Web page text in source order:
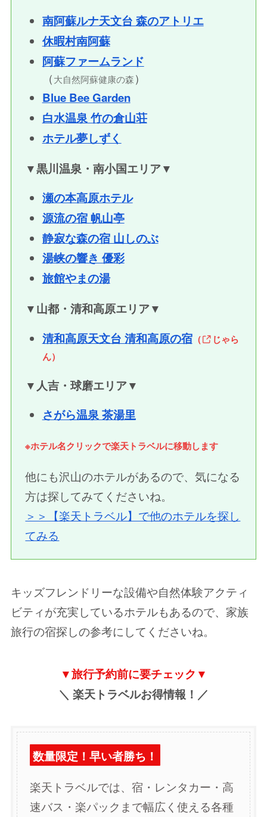
南阿蘇ルナ天文台 森のアトリエ
休暇村南阿蘇
阿蘇ファームランド
（大自然阿蘇健康の森）
Blue Bee Garden
白水温泉 竹の倉山荘
ホテル夢しずく
▼黒川温泉・南小国エリア▼
瀬の本高原ホテル
源流の宿 帆山亭
静寂な森の宿 山しのぶ
湯峡の響き 優彩
旅館やまの湯
▼山都・清和高原エリア▼
清和高原天文台 清和高原の宿（
じゃら
ん）
▼ 人吉・球磨エリア▼
さがら温泉 茶湯里
※ホテル名クリックで楽天トラベルに移動します
他にも沢山のホテルがあるので、気になる
方は探してみてくださいね。
＞＞【楽天トラベル】で他のホテルを探し
てみる
キッズフレンドリーな設備や自然体験アクティ
ビティが充実しているホテルもあるので、家族
旅行の宿探しの参考にしてくださいね。
▼旅行予約前に要チェック▼
＼ 楽天トラベルお得情報！／
数量限定！早い者勝ち！
楽天トラベルでは、宿・レンタカー・高
速バス・楽パックまで幅広く使える各種